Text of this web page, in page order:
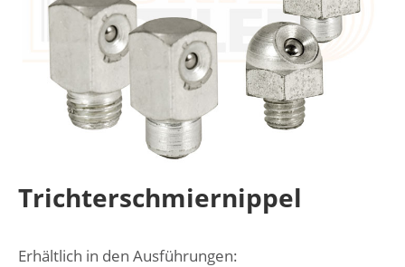
Trichterschmiernippel
Erhältlich in den Ausführungen: